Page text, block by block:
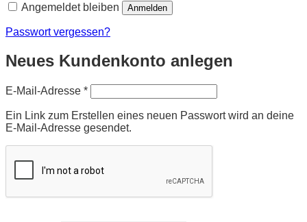
Angemeldet bleiben Anmelden
Passwort vergessen?
Neues Kundenkonto anlegen
E-Mail-Adresse *Erforderlich
Ein Link zum Erstellen eines neuen Passwort wird an deine
E-Mail-Adresse gesendet.